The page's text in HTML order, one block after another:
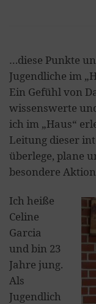
…diese Punkte
Jugendliche im
Ein Gefühl von
wissenswerte
ich im „Haus“
Leitung dieser
überlege, plane
besondere
Ich heiße
Celine
Garcia
und bin 23
Jahre jung.
Als
Jugendlich